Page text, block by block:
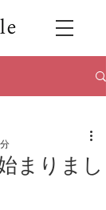
まりまし